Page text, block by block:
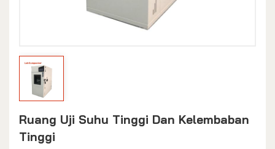
Ruang Uji Suhu Tinggi Dan Kelembaban
Tinggi